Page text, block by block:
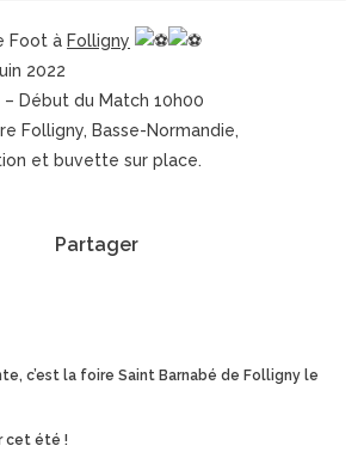
Foot à Folligny
2022
– Début du Match 10h00
Folligny, Basse-Normandie,
et buvette sur place.
Partager
c’est la foire Saint Barnabé de Folligny le
cet été !